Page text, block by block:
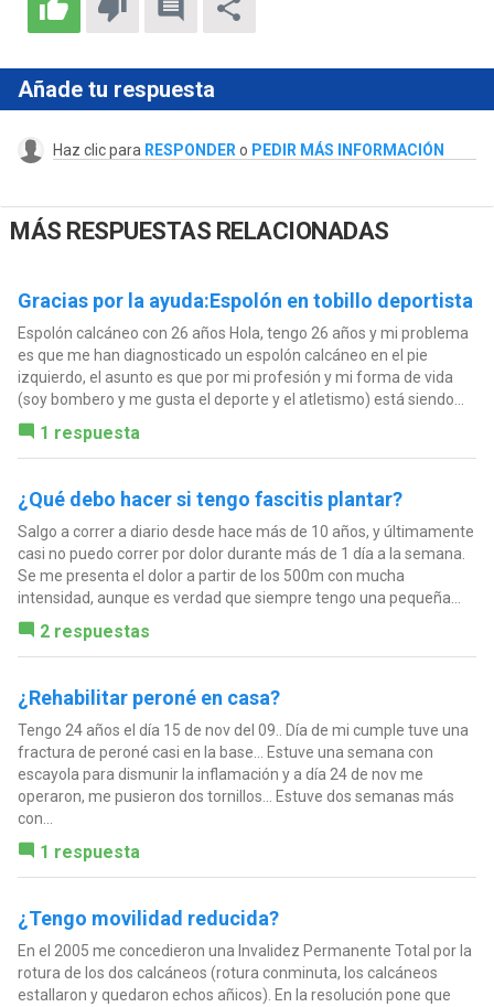
Añade tu respuesta
Haz clic para RESPONDER o PEDIR MÁS INFORMACIÓN
MÁS RESPUESTAS RELACIONADAS
Gracias por la ayuda:Espolón en tobillo deportista
Espolón calcáneo con 26 años Hola, tengo 26 años y mi problema
es que me han diagnosticado un espolón calcáneo en el pie
izquierdo, el asunto es que por mi profesión y mi forma de vida
(soy bombero y me gusta el deporte y el atletismo) está siendo...
1 respuesta
¿Qué debo hacer si tengo fascitis plantar?
Salgo a correr a diario desde hace más de 10 años, y últimamente
casi no puedo correr por dolor durante más de 1 día a la semana.
Se me presenta el dolor a partir de los 500m con mucha
intensidad, aunque es verdad que siempre tengo una pequeña...
2 respuestas
¿Rehabilitar peroné en casa?
Tengo 24 años el día 15 de nov del 09.. Día de mi cumple tuve una
fractura de peroné casi en la base... Estuve una semana con
escayola para dismunir la inflamación y a día 24 de nov me
operaron, me pusieron dos tornillos... Estuve dos semanas más
con...
1 respuesta
¿Tengo movilidad reducida?
En el 2005 me concedieron una Invalidez Permanente Total por la
rotura de los dos calcáneos (rotura conminuta, los calcáneos
estallaron y quedaron echos añicos). En la resolución pone que